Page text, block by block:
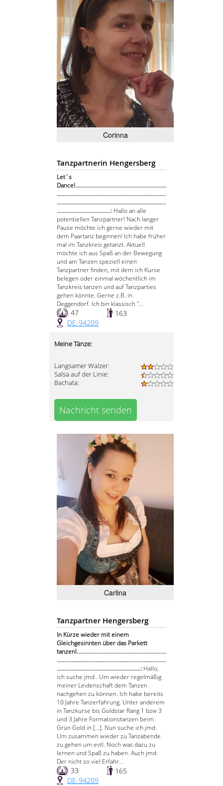
Corinna
Tanzpartnerin Hengersberg
Let´s
Dance!.............................................................
.........................................................................
.........................................................................
....................................: Hallo an alle
potentiellen Tanzpartner! Nach langer
Pause möchte ich gerne wieder mit
dem Paartanz beginnen! Ich habe früher
mal im Tanzkreis getanzt. Aktuell
möchte ich aus Spaß an der Bewegung
und am Tanzen speziell einen
Tanzpartner finden, mit dem ich Kurse
belegen oder einmal wöchentlich im
Tanzkreis tanzen und auf Tanzparties
gehen könnte. Gerne z.B. in
Deggendorf. Ich bin klassisch "...
47
163
DE-94209
Meine Tänze:
Langsamer Walzer:
Salsa auf der Linie:
Bachata:
Nachricht senden
Carlina
Tanzpartner Hengersberg
In Kürze wieder mit einem
Gleichgesinnten über das Parkett
tanzen!............................................................
.........................................................................
........................................................: Hallo,
ich suche jmd . Um wieder regelmäßig
meiner Leidenschaft dem Tanzen
nachgehen zu können. Ich habe bereits
10 Jahre Tanzerfahrung. Unter anderem
in Tanzkurse bis Goldstar Rang 1 bzw 3
und 3 Jahre Formationstanzen beim
Grün Gold in [...]. Nun suche ich jmd.
Um zusammen wieder zu Tanzabende
zu gehen um evtl. Noch was dazu zu
lernen und Spaß zu haben. Auch jmd.
Der nicht so viel Erfahr...
33
165
DE-94209